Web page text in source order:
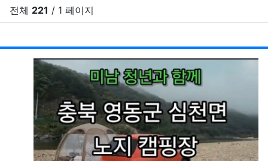
전체 221 / 1 페이지